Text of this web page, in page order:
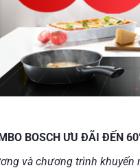
BOSCH ƯU ĐÃI ĐẾN
và chương trình